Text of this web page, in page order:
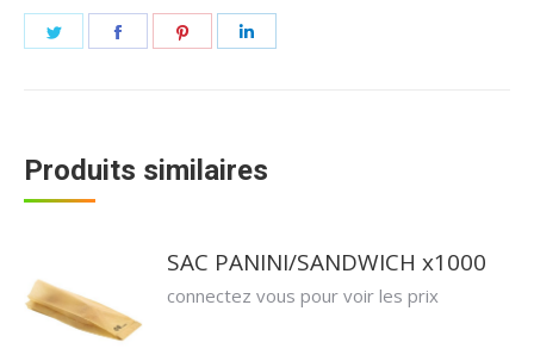
Partager
Partager Partager
Produits similaires
SAC PANINI/SANDWICH x1000
connectez vous pour voir les prix